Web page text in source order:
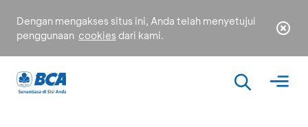
Dengan mengakses situs ini, Anda telah menyetujui
penggunaan cookies dari kami.